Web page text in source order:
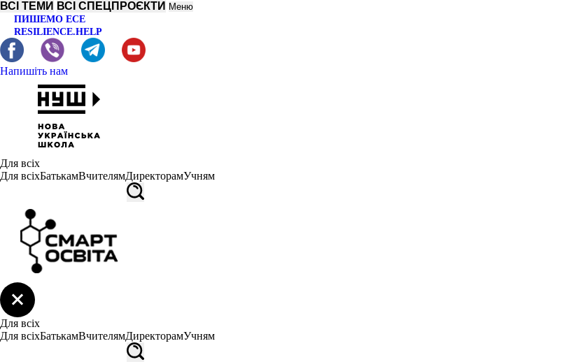
ВСІ ТЕМИ ВСІ СПЕЦПРОЄКТИ Меню
ПИШЕМО ЕСЕ
RESILIENCE.HELP
Напишіть нам
Для всіх
Для всіхБатькамВчителямДиректорамУчням
Для всіх
Для всіхБатькамВчителямДиректорамУчням